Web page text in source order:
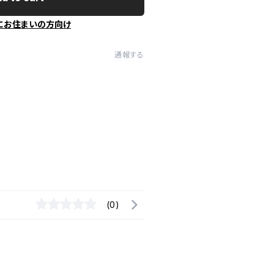
お住まいの方向け
通報する
(0)